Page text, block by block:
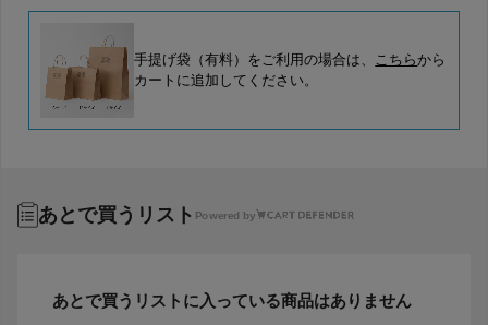
手提げ袋（有料）をご利用の場合は、 こちらから
カートに追加してください。
あとで買うリスト Powered by
あとで買うリストに入っている商品はありません